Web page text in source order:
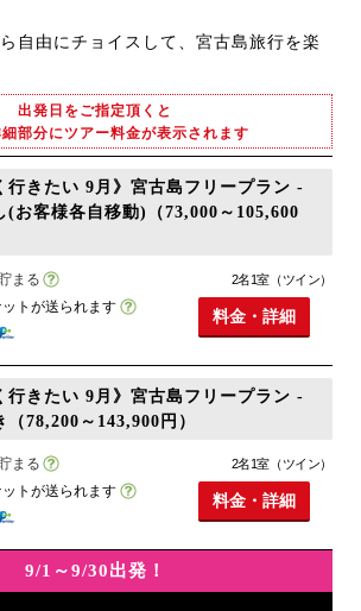
自由にチョイスして、宮古島旅行を楽
出発日をご指定頂くと
部分にツアー料金が表示されます
行きたい 9月》宮古島フリープラン -
(お客様各自移動)（73,000～105,600
まる
トが送られます
2名1室（ツイン）
料金・詳細
行きたい 9月》宮古島フリープラン -
78,200～143,900円）
まる
トが送られます
2名1室（ツイン）
料金・詳細
9/1～9/30出発！